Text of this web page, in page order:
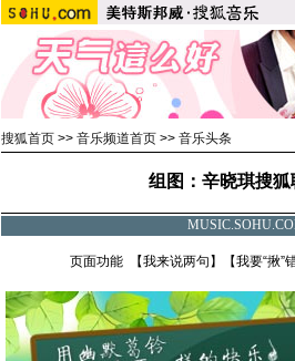
搜狐首页 >> 音乐频道首页 >> 音乐头条
组图：辛晓琪搜
页面功能 【我来说两句 】【我要“揪”